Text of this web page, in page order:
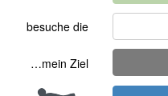
besuche die
…mein Ziel